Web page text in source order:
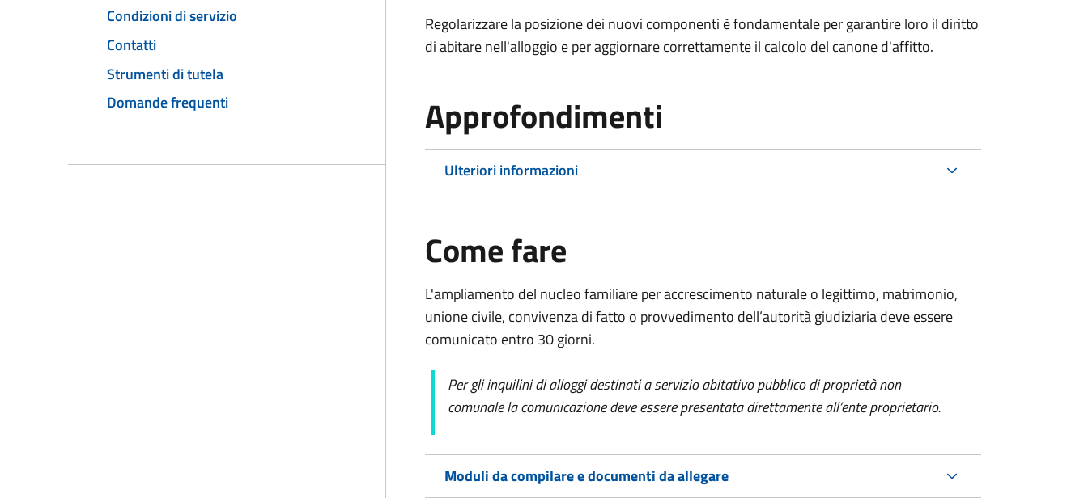
Condizioni di servizio
Contatti
Strumenti di tutela
Domande frequenti
Regolarizzare la posizione dei nuovi componenti è fondamentale per garantire loro il diritto
di abitare nell'alloggio e per aggiornare correttamente il calcolo del canone d'affitto.
Approfondimenti
Ulteriori informazioni
Come fare
L'ampliamento del nucleo familiare per accrescimento naturale o legittimo, matrimonio,
unione civile, convivenza di fatto o provvedimento dell’autorità giudiziaria deve essere
comunicato entro 30 giorni.
Per gli inquilini di alloggi destinati a servizio abitativo pubblico di proprietà non
comunale la comunicazione deve essere presentata direttamente all’ente proprietario.
Moduli da compilare e documenti da allegare